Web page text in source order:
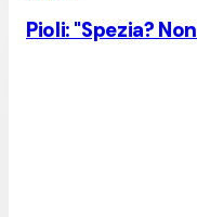
Pioli: "Spezia?